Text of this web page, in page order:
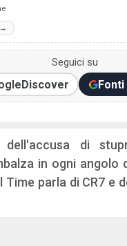
Seguici su
Discover
di
in ogni angolo
Time parla di CR7 e